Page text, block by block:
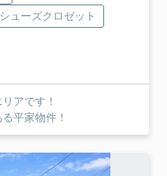
ューズクロゼット
アです！
平家物件！